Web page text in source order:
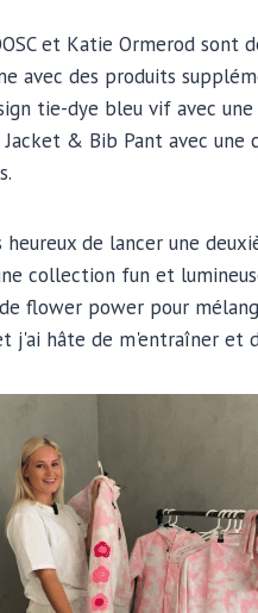
et Katie Ormerod sont
avec des produits
tie-dye bleu vif avec
& Bib Pant avec une
heureux de lancer une
collection fun et
flower power pour
j'ai hâte de m'entraîner et